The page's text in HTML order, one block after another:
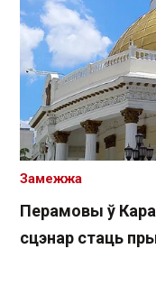
Перамовы ў
сцэнар стаць
Замежжа